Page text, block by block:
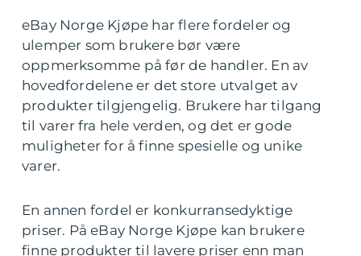
eBay Norge Kjøpe har flere fordeler og
ulemper som brukere bør være
oppmerksomme på før de handler. En av
hovedfordelene er det store utvalget av
produkter tilgjengelig. Brukere har tilgang
til varer fra hele verden, og det er gode
muligheter for å finne spesielle og unike
varer.
En annen fordel er konkurransedyktige
priser. På eBay Norge Kjøpe kan brukere
finne produkter til lavere priser enn man